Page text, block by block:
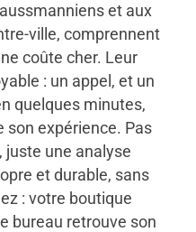
et aux
ville, comprennent
coûte cher. Leur
: un appel, et un
quelques minutes,
son expérience. Pas
juste une analyse
et durable, sans
: votre boutique
bureau retrouve son